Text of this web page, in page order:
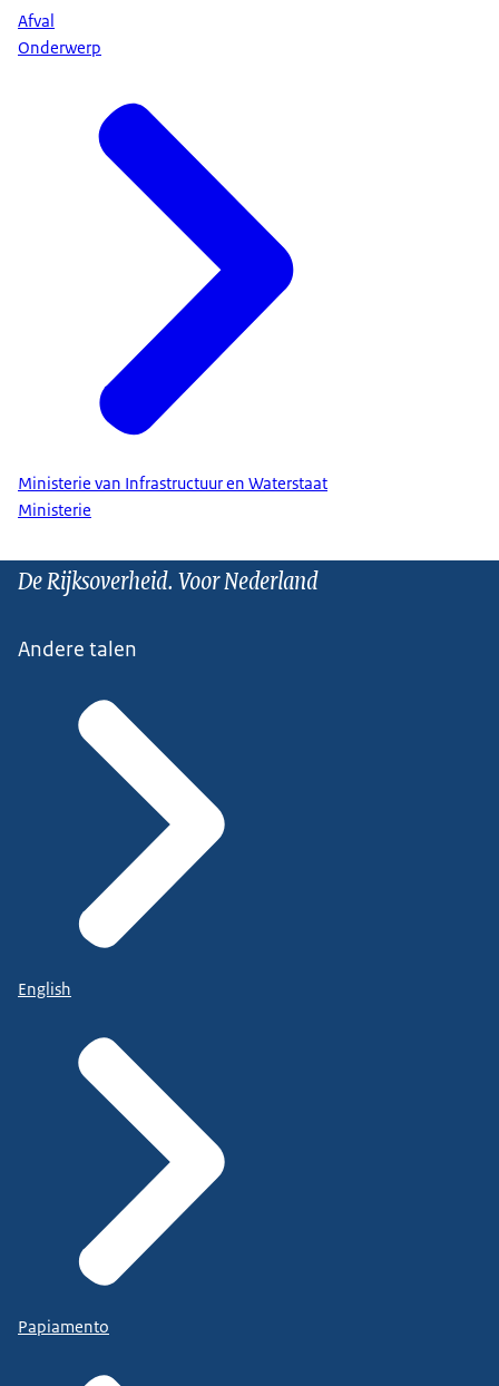
Afval
Onderwerp
Ministerie van Infrastructuur en Waterstaat
Ministerie
De Rijksoverheid. Voor Nederland
Andere talen
English
Papiamento